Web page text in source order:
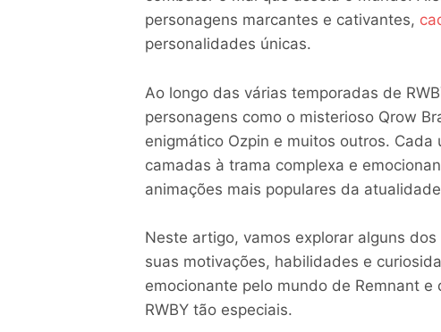
personagens marcantes e cativantes,
personalidades únicas.
Ao longo das várias temporadas de
personagens como o misterioso Qrow
enigmático Ozpin e muitos outros.
camadas à trama complexa e
animações mais populares da
Neste artigo, vamos explorar alguns
suas motivações, habilidades e
emocionante pelo mundo de Remnant
RWBY tão especiais.